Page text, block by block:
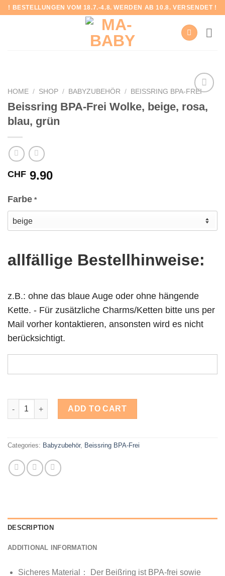
Skip! BESTELLUNGEN VOM 18.7.-4.8. WERDEN AB 10.8. VERSENDET !
HOME / SHOP / BABYZUBEHÖR / BEISSRING BPA-FREI
Beissring BPA-Frei Wolke, beige, rosa,
blau, grün
CHF 9.90
Farbe *
allfällige Bestellhinweise:
z.B.: ohne das blaue Auge oder ohne hängende
Kette. - Für zusätzliche Charms/Ketten bitte uns per
Mail vorher kontaktieren, ansonsten wird es nicht
berücksichtigt.
Beissring BPA-Frei Wolke, beige, rosa, blau, grün quantity
ADD TO CART
Categories: Babyzubehör, Beissring BPA-Frei
DESCRIPTION
ADDITIONAL INFORMATION
Sicheres Material： Der Beißring ist BPA-frei sowie